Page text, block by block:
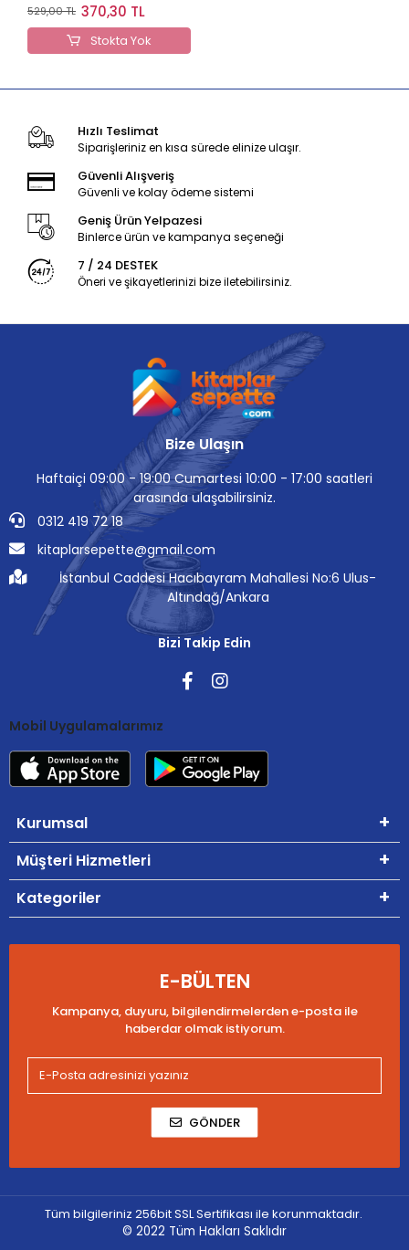
529,00 TL 370,30 TL
Stokta Yok
Hızlı Teslimat
Siparişleriniz en kısa sürede elinize ulaşır.
Güvenli Alışveriş
Güvenli ve kolay ödeme sistemi
Geniş Ürün Yelpazesi
Binlerce ürün ve kampanya seçeneği
7 / 24 DESTEK
Öneri ve şikayetlerinizi bize iletebilirsiniz.
Bize Ulaşın
Haftaiçi 09:00 - 19:00 Cumartesi 10:00 - 17:00 saatleri
arasında ulaşabilirsiniz.
0312 419 72 18
kitaplarsepette@gmail.com
İstanbul Caddesi Hacıbayram Mahallesi No:6 Ulus-
Altındağ/Ankara
Bizi Takip Edin
Mobil Uygulamalarımız
Kurumsal
Müşteri Hizmetleri
Kategoriler
E-BÜLTEN
Kampanya, duyuru, bilgilendirmelerden e-posta ile
haberdar olmak istiyorum.
GÖNDER
Tüm bilgileriniz 256bit SSL Sertifikası ile korunmaktadır.
© 2022 Tüm Hakları Saklıdır